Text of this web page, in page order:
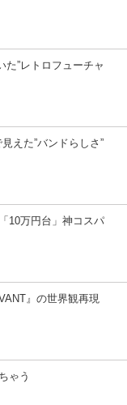
”レトロフューチャ
えた”バンドらしさ”
10万円台」神コスパ
』の世界観再現
ゃう